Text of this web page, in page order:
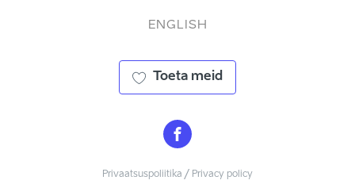
ENGLISH
Toeta meid
Privaatsuspoliitika / Privacy policy